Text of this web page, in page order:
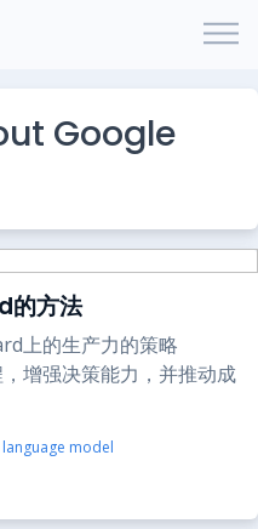
Google
的方法
上的生产力的策略
增强决策能力，并推动成
language model